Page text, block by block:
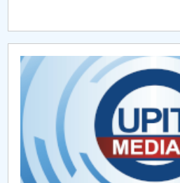
Chestionar angajabilitate
CAR2026
MENIU CANTINA
Hotărâri Senat din 18 mai
Hotărâri Senat din 20 mai